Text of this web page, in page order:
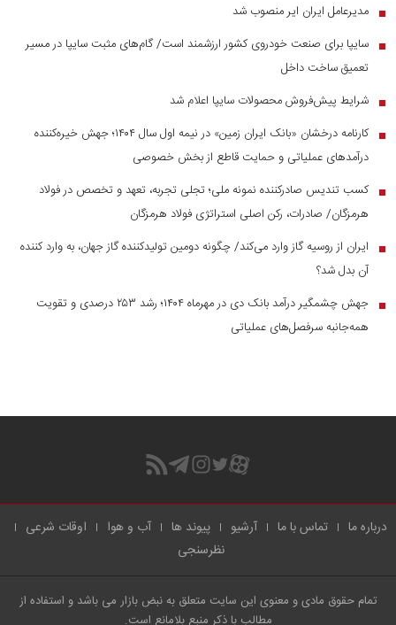
■ مدیرعامل ایران ایر منصوب شد
■ سایپا برای صنعت خودروی کشور ارزشمند است/ گام‌های مثبت سایپا در مسیر
تعمیق ساخت داخل
■ شرایط پیش‌فروش محصولات سایپا اعلام شد
■
کارنامه درخشان «بانک ایران زمین» در نیمه اول سال ۱۴۰۴؛ جهش خیره‌کننده
درآمد‌های عملیاتی و حمایت قاطع از بخش خصوصی
■ کسب تندیس صادرکننده نمونه ملی؛ تجلی تجربه، تعهد و تخصص در فولاد
هرمزگان/ صادرات، رکن اصلی استراتژی فولاد هرمزگان
■
ایران از روسیه گاز وارد می‌کند/ چگونه دومین تولیدکننده گاز جهان، به وارد کننده
آن بدل شد؟
■
جهش چشمگیر درآمد بانک دی در مهرماه ۱۴۰۴؛ رشد ۲۵۳ درصدی و تقویت
همه‌جانبه سرفصل‌های عملیاتی
درباره ما تماس با ما آرشیو پیوند ها آب و هوا
اوقات شرعی
نظرسنجی
تمام حقوق مادی و معنوی این سایت متعلق به نبض بازار می باشد و استفاده از
مطالب با ذکر منبع بلامانع است.